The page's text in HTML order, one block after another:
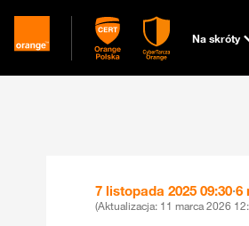
Na skróty
7 listopada 2025 09:30·6
(Aktualizacja: 11 marca 2026